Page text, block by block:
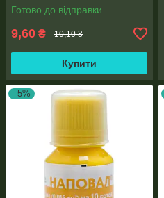
Готово до відправки
9,60 ₴ 10,10 ₴
Купити
–5%